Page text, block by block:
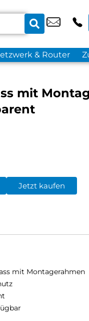
& Router
mit
Jetzt kaufen
mit Montagerahmen